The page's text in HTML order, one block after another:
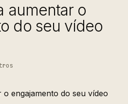
aumentar o
do seu vídeo